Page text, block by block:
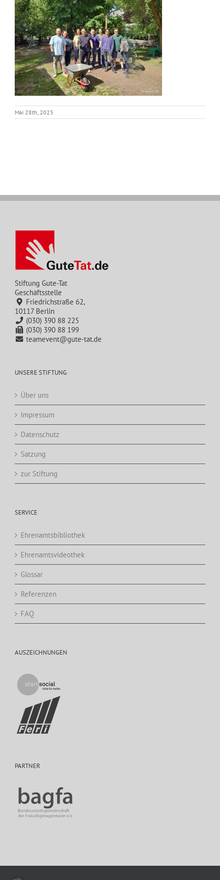
Mai 28th, 2025
Stiftung Gute-Tat
Geschäftsstelle
Friedrichstraße 62,
10117 Berlin
(030) 390 88 225
(030) 390 88 199
teamevent@gute-tat.de
UNSERE STIFTUNG
Über uns
Impressum
Datenschutz
Satzung
zur Stiftung
SERVICE
Ehrenamtsbibliothek
Ehrenamtsvideothek
Glossar
Referenzen
FAQ
AUSZEICHNUNGEN
PARTNER